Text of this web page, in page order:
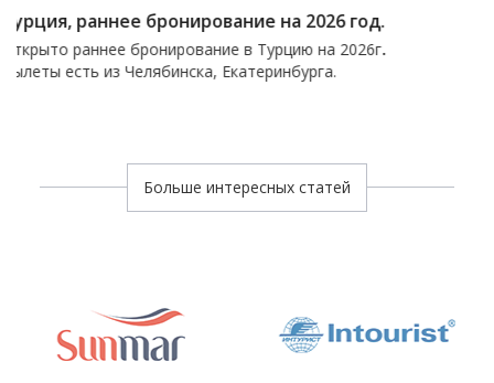
бронирование на 2026 год.
бронирование в Турцию на 2026г.
Челябинска, Екатеринбурга.
Больше интересных статей